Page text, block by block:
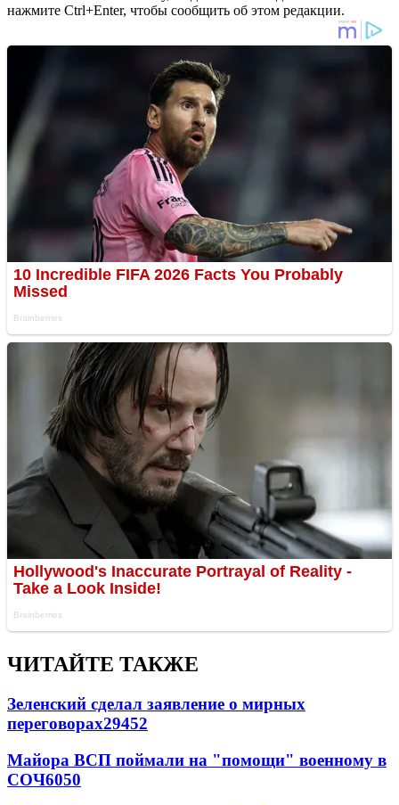
нажмите Ctrl+Enter, чтобы сообщить об этом редакции.
ЧИТАЙТЕ ТАКЖЕ
Зеленский сделал заявление о мирных
переговорах29452
Майора ВСП поймали на "помощи" военному в
СОЧ6050